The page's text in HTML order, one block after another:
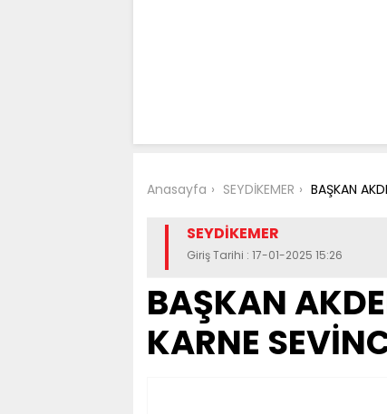
Anasayfa SEYDİKEMER BAŞKAN
SEYDİKEMER
Giriş Tarihi : 17-01-2025 15:26
BAŞKAN
KARNE